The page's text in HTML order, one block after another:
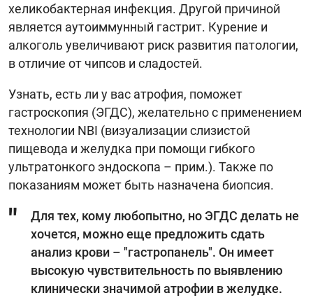
хеликобактерная инфекция. Другой причиной
является аутоиммунный гастрит. Курение и
алкоголь увеличивают риск развития патологии,
в отличие от чипсов и сладостей.
Узнать, есть ли у вас атрофия, поможет
гастроскопия (ЭГДС), желательно с применением
технологии NBI (визуализации слизистой
пищевода и желудка при помощи гибкого
ультратонкого эндоскопа – прим.). Также по
показаниям может быть назначена биопсия.
Для тех, кому любопытно, но ЭГДС делать не
хочется, можно еще предложить сдать
анализ крови – "гастропанель". Он имеет
высокую чувствительность по выявлению
клинически значимой атрофии в желудке.